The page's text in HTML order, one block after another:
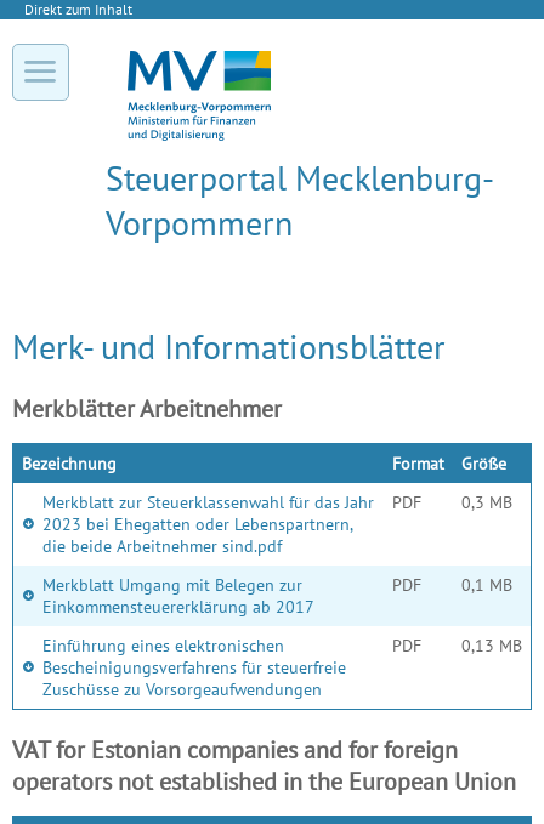
Direkt zum Inhalt
Steuerportal Mecklenburg-
Vorpommern
Merk- und Informationsblätter
Merkblätter Arbeitnehmer
Bezeichnung Format
Größe
Merkblatt zur Steuerklassenwahl für das Jahr
2023 bei Ehegatten oder Lebenspartnern,
die beide Arbeitnehmer sind.pdf
PDF 0,3 MB
Merkblatt Umgang mit Belegen zur
Einkommensteuererklärung ab 2017
PDF 0,1 MB
Einführung eines elektronischen
Bescheinigungsverfahrens für steuerfreie
Zuschüsse zu Vorsorgeaufwendungen
PDF 0,13 MB
VAT for Estonian companies and for foreign
operators not established in the European Union